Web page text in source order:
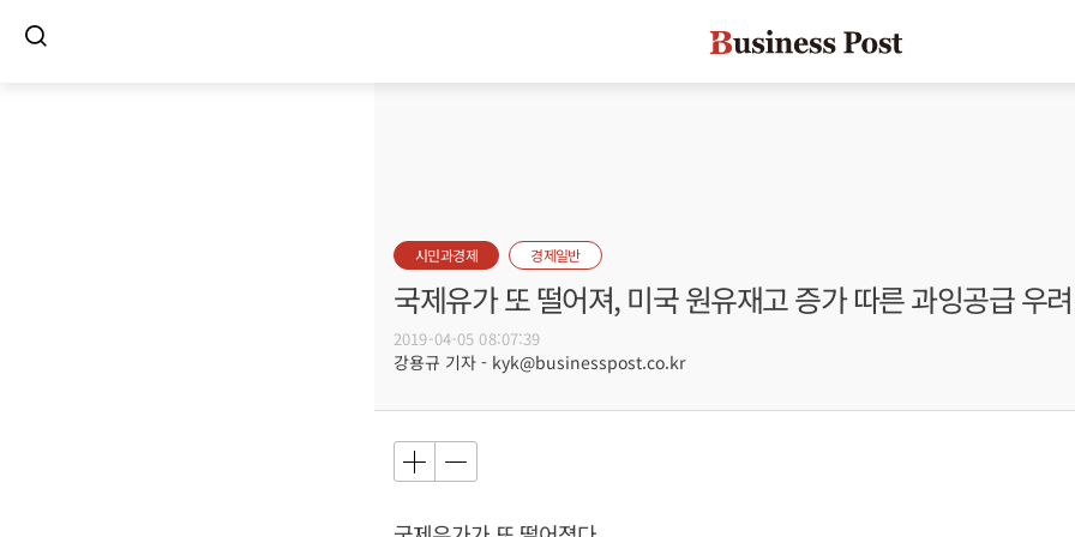
시민과경제 경제일반
국제유가 또 떨어져, 미국 원유재고 증가 따른 과잉공급 우려
2019-04-05 08:07:39
강용규 기자 - kyk@businesspost.co.kr